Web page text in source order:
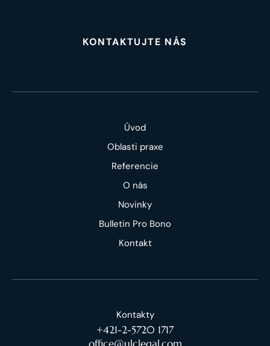
KONTAKTUJTE NÁS
Úvod
Oblasti praxe
Referencie
O nás
Novinky
Bulletin Pro Bono
Kontakt
Kontakty
+421-2-5720 1717